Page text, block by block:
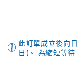
此訂單成立後向
日)。 為縮短等